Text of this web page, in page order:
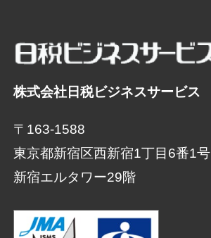
株式会社日税ビジネスサービス
〒163-1588
東京都新宿区西新宿1丁目6番1号
新宿エルタワー29階